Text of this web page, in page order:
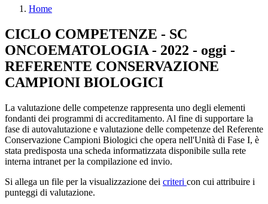
Home
CICLO COMPETENZE - SC
ONCOEMATOLOGIA - 2022 - oggi -
REFERENTE CONSERVAZIONE
CAMPIONI BIOLOGICI
La valutazione delle competenze rappresenta uno degli elementi
fondanti dei programmi di accreditamento. Al fine di supportare la
fase di autovalutazione e valutazione delle competenze del Referente
Conservazione Campioni Biologici che opera nell'Unità di Fase I, è
stata predisposta una scheda informatizzata disponibile sulla rete
interna intranet per la compilazione ed invio.
Si allega un file per la visualizzazione dei criteri con cui attribuire i
punteggi di valutazione.